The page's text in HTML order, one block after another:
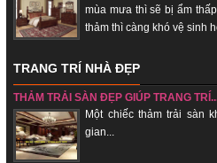
mùa mưa thì sẽ bị ẩm
thảm thì càng khó vệ sinh
TRANG TRÍ NHÀ ĐẸP
THẢM TRẢI SÀN ĐẸP GIÚP TRANG
Một chiếc thảm trải sàn
gian...